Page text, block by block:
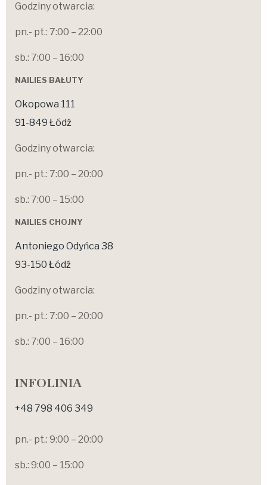
Godziny otwarcia:
pn.- pt.: 7:00 – 22:00
sb.: 7:00 – 16:00
NAILIES BAŁUTY
Okopowa 111
91-849 Łódź
Godziny otwarcia:
pn.- pt.: 7:00 – 20:00
sb.: 7:00 – 15:00
NAILIES CHOJNY
Antoniego Odyńca 38
93-150 Łódź
Godziny otwarcia:
pn.- pt.: 7:00 – 20:00
sb.: 7:00 – 16:00
INFOLINIA
+48 798 406 349
pn.- pt.: 9:00 – 20:00
sb.: 9:00 – 15:00